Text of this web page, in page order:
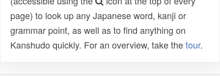
page) to look up any Japanese word, kanji or
grammar point, as well as to find anything on
Kanshudo quickly. For an overview, take thetour.